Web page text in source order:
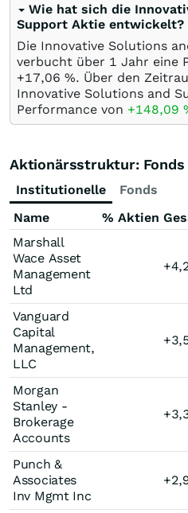
Wie hat sich die
Support Aktie entwickelt?
Die Innovative Solutions
verbucht über 1 Jahr eine
+17,06 %. Über den
Innovative Solutions and
Performance von +148,09
Aktionärsstruktur:
Institutionelle
Fonds
Name
% Aktien
Marshall
Wace Asset
Management
Ltd
Vanguard
Capital
Management,
LLC
Morgan
Stanley -
Brokerage
Accounts
Punch &
Associates
Inv Mgmt Inc